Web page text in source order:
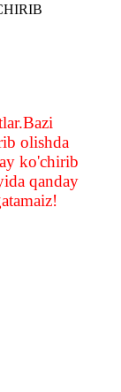
olishda
ko'chirib
qanday